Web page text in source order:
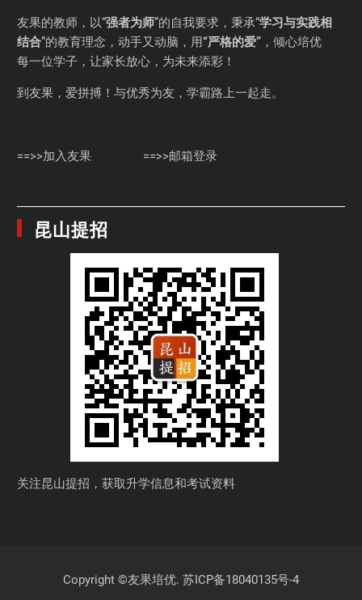
友果的教师，以“强者为师”的自我要求，秉承“学习与实践相
结合”的教育理念，动手又动脑，用“严格的爱” ，倾心培优
每一位学子，让家长放心，为未来添彩！
到友果，爱拼搏！与优秀为友，学霸路上一起走。
==>>加入友果 ==>>邮箱登录
昆山提招
关注昆山提招，获取升学信息和考试资料
Copyright ©友果培优. 苏ICP备18040135号-4